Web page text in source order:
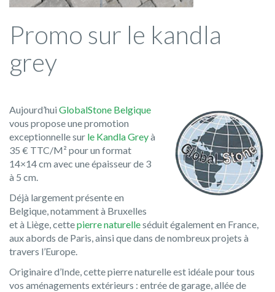
Promo sur le kandla
grey
Aujourd’hui GlobalStone Belgique
vous propose une promotion
exceptionnelle sur le Kandla Greyà
35 € TTC/M² pour un format
14×14 cm avec une épaisseur de 3
à 5 cm.
Déjà largement présente en
Belgique, notamment à Bruxelles
et à Liège, cettepierre naturelleséduit également en France,
aux abords de Paris, ainsi que dans de nombreux projets à
travers l’Europe.
Originaire d’Inde, cette pierre naturelle est idéale pour tous
vos aménagements extérieurs : entrée de garage, allée de